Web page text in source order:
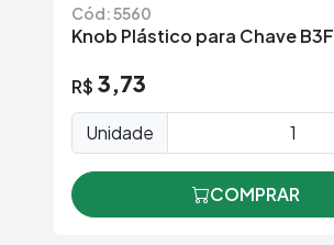
Cód: 5560
Knob Plástico para Chave B3F
R$ 3,73
Unidade
COMPRAR